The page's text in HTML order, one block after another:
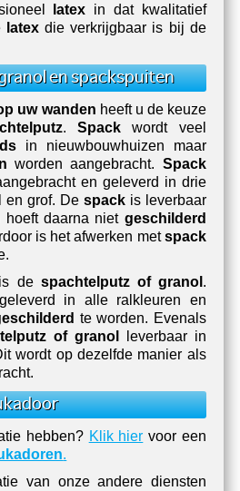
latex in dat kwalitatief
latexdie verkrijgbaar is bij de
en spackspuiten
uw wanden heeft u de keuze
.Spack wordt veel
in nieuwbouwhuizen maar
worden aangebracht. Spack
en geleverd in drie
en grof. De spackis leverbaar
daarna niet geschilderd
is het afwerken metspack
de spachtelputz of granol .
in alle ralkleuren en
te worden. Evenals
of granol
leverbaar in
wordt op dezelfde manier als
hebben? Klik hier voor een
.
van onze andere diensten